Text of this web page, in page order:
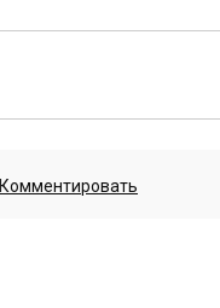
Комментировать